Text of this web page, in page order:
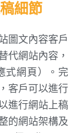
細節
圖文內容客戶
代網站內容，
式網頁）。完
客戶可以進行
進行網站上稿
的網站架構及